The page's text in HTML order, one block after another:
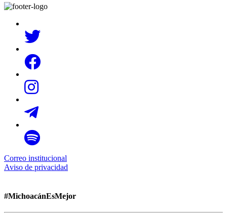
Correo institucional
Aviso de privacidad
#MichoacánEsMejor